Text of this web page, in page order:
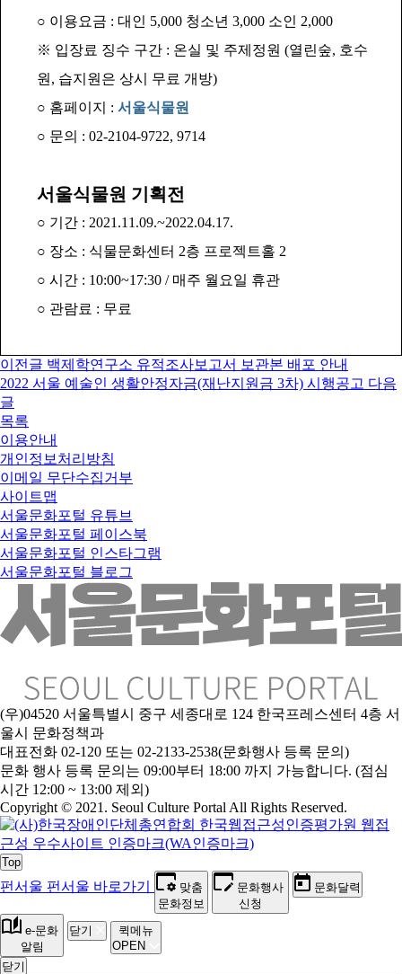
○ 이용요금 : 대인 5,000 청소년 3,000 소인 2,000
※ 입장료 징수 구간 : 온실 및 주제정원 (열린숲, 호수
원, 습지원은 상시 무료 개방)
○ 홈페이지 : 서울식물원
○ 문의 : 02-2104-9722, 9714
서울식물원 기획전
○ 기간 : 2021.11.09.~2022.04.17.
○ 장소 : 식물문화센터 2층 프로젝트홀 2
○ 시간 : 10:00~17:30 / 매주 월요일 휴관
○ 관람료 : 무료
이전글 백제학연구소 유적조사보고서 보관본 배포 안내
2022 서울 예술인 생활안정자금(재난지원금 3차) 시행공고 다음
글
목록
이용안내
개인정보처리방침
이메일 무단수집거부
사이트맵
서울문화포털 유튜브
서울문화포털 페이스북
서울문화포털 인스타그램
서울문화포털 블로그
(우)04520 서울특별시 중구 세종대로 124 한국프레스센터 4층 서
울시 문화정책과
대표전화 02-120 또는 02-2133-2538(문화행사 등록 문의)
문화 행사 등록 문의는 09:00부터 18:00 까지 가능합니다. (점심
시간 12:00 ~ 13:00 제외)
Copyright © 2021. Seoul Culture Portal All Rights Reserved.
Top
펀서울 펀서울 바로가기
맞춤
문화정보
문화행사
신청
문화달력
e-문화
알림
닫기
퀵메뉴
OPEN
닫기